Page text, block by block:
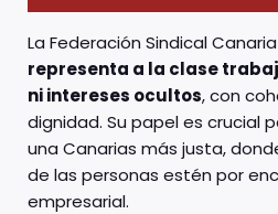
La Federación Sindical
representa a la clase
ni intereses ocultos, con
dignidad. Su papel es crucial
una Canarias más justa,
de las personas estén por
empresarial.